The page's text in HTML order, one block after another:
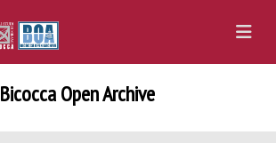
Bicocca Open Archive